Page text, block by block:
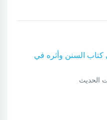
كتاب السنن وأثره في